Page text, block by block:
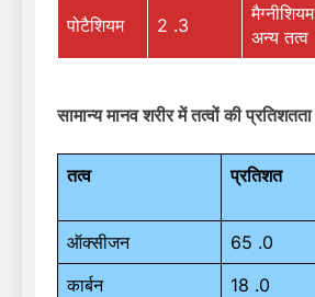
पोटैशियम 2 .3
मैग्नीशियम
अन्य तत्व
सामान्य मानव शरीर में तत्वों की प्रतिशतता
तत्व प्रतिशत
ऑक्सीजन 65 .0
कार्बन
18 .0